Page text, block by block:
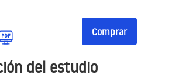
Comprar
del estudio